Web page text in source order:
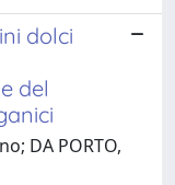
dolci
del
DA PORTO,